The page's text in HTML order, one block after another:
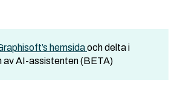
hemsidaoch delta i
av AI-assistenten (BETA)